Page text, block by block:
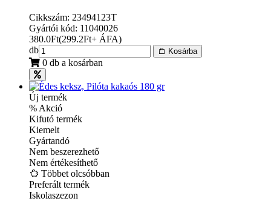
Cikkszám: 23494123T
Gyártói kód: 11040026
380.0Ft(299.2Ft+ ÁFA)
db
Kosárba
0 db a kosárban
Új termék
% Akció
Kifutó termék
Kiemelt
Gyártandó
Nem beszerezhető
Nem értékesíthető
Többet olcsóbban
Preferált termék
Iskolaszezon